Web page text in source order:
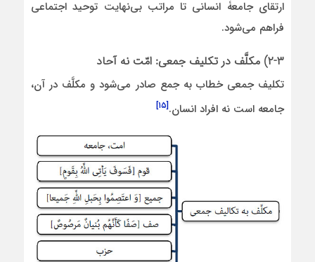
ارتقای جامعۀ انسانی تا مراتب بی‌نهایت توحید اجتماعی
فراهم می‌شود.
۲-۳) مکلَّف در تکلیف جمعی: امّت نه آحاد
تکلیف جمعی خطاب به جمع صادر می‌شود و مکلَّف در آن،
جامعه است نه افراد انسان.[۱۵]